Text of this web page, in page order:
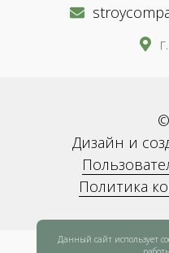
Дизайн и
Политика
Данный сайт использует